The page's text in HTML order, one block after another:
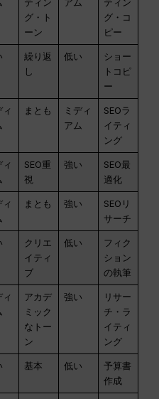
ティン
グ・ト
ーン
アム
ティン
グ・コ
ピー
繰り返
し
低い
ショー
トコピ
ー
ィ
まとも
ミディ
アム
SEOラ
イティ
ング
ィ
SEO重
視
強い
SEO最
適化
ィ
まとも 強い
SEOリ
サーチ
クリエ
イティ
ブ
低い
フィク
ション
の執筆
ィ
アカデ
ミック
なトー
ン
強い
リサー
チ・ラ
イティ
ング
基本 低い
予算書
作成